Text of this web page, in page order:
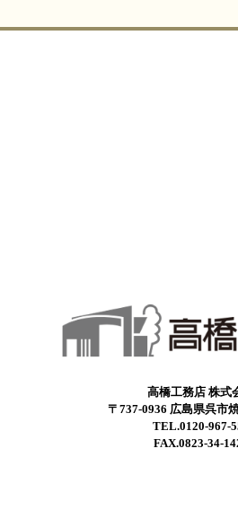
高橋工務店 株式
〒737-0936 広島県呉市
TEL.0120-967-
FAX.0823-34-